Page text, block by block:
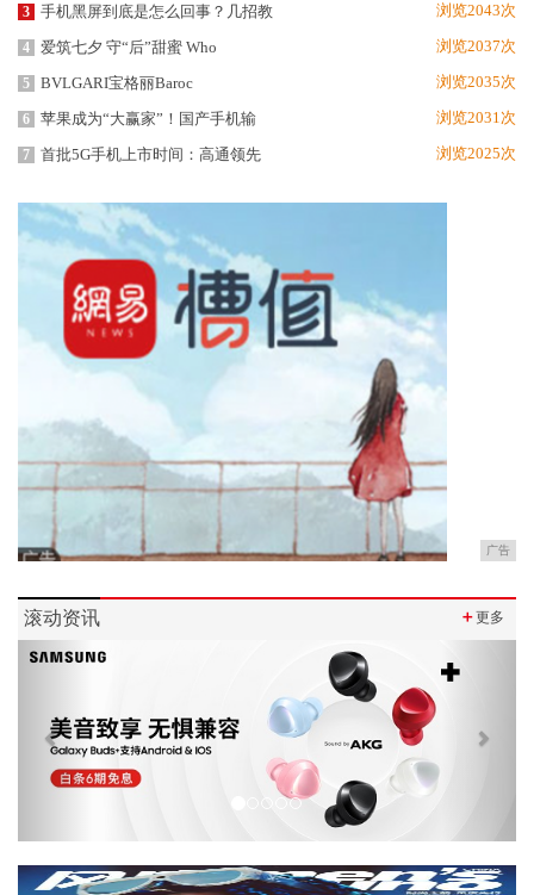
3 手机黑屏到底是怎么回事？几招教 浏览2043次
4 爱筑七夕 守“后”甜蜜 Who 浏览2037次
5 BVLGARI宝格丽Baroc 浏览2035次
6 苹果成为“大赢家”！国产手机输 浏览2031次
7 首批5G手机上市时间：高通领先 浏览2025次
广告
滚动资讯 ＋更多
Previous